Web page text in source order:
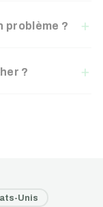
problème ?
?
Unis